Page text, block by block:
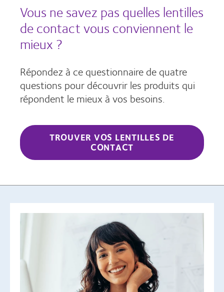
Vous ne savez pas quelles lentilles
de contact vous conviennent le
mieux ?
Répondez à ce questionnaire de quatre
questions pour découvrir les produits qui
répondent le mieux à vos besoins.
TROUVER VOS LENTILLES DE
CONTACT